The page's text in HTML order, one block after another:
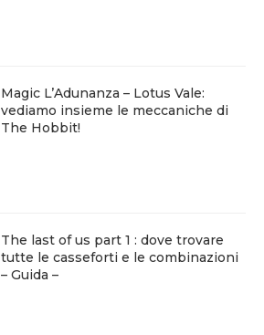
Magic L’Adunanza – Lotus Vale:
vediamo insieme le meccaniche di
The Hobbit!
The last of us part 1 : dove trovare
tutte le casseforti e le combinazioni
– Guida –